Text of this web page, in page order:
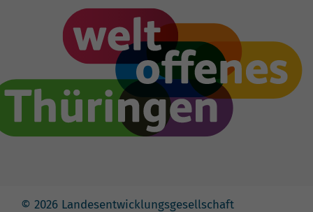
© 2026 Landesentwicklungsgesellschaft